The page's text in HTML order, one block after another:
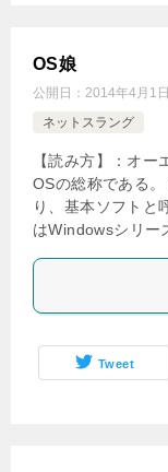
OS娘
公開日： 2014年4月1日
ネットスラング
【読み方】：オ
OSの総称である
り、基本ソフトと
はWindowsシリ
Tweet